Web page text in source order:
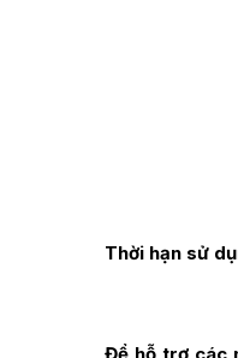
Thời hạn sử